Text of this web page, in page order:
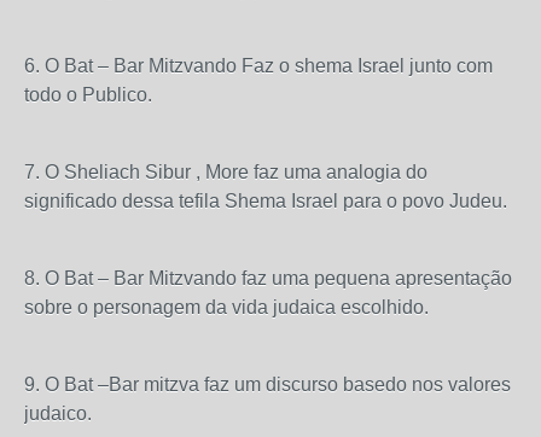
6. O Bat – Bar Mitzvando Faz o shema Israel junto com
todo o Publico.
7. O Sheliach Sibur , More faz uma analogia do
significado dessa tefila Shema Israel para o povo Judeu.
8. O Bat – Bar Mitzvando faz uma pequena apresentação
sobre o personagem da vida judaica escolhido.
9. O Bat –Bar mitzva faz um discurso basedo nos valores
judaico.